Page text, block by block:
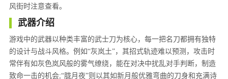
风街时注意查看。
武器介绍
游戏中的武器以种类丰富的武士刀为核心，每一把名刀都拥有独特
的设计与战斗风格。例如“灰岚土”，其招式轨迹难以预测，攻击时
常伴有如灰色岚风般的雾气缭绕，能在对决中扰乱对手判断，制造
致命一击的机会;“胧月夜”则以其如新月般优雅弯曲的刀身和充满诗